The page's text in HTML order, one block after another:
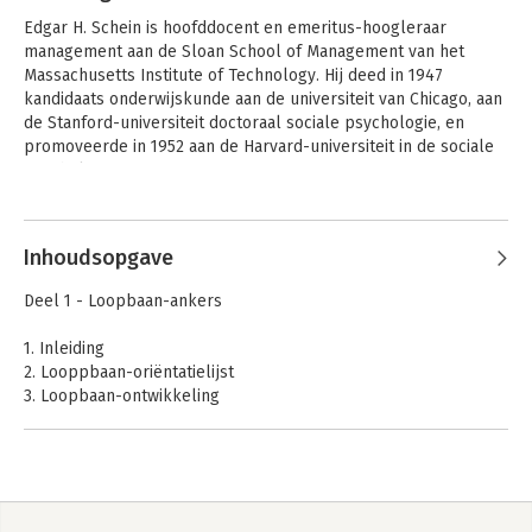
Edgar H. Schein is hoofddocent en emeritus-hoogleraar
management aan de Sloan School of Management van het
Massachusetts Institute of Technology. Hij deed in 1947
kandidaats onderwijskunde aan de universiteit van Chicago, aan
de Stanford-universiteit doctoraal sociale psychologie, en
promoveerde in 1952 aan de Harvard-universiteit in de sociale
Zijn belangrijkste onderzoeksactiviteiten speelden zich af op
naar de hersenspoeling van krijgsgevangenen in Korea en
China, managementdevelopment en socialisering van
organisaties, tot en met een diepgaande studie van carrières in
het management. Zijn belangstelling voor de cultuur kwam in
de eerste plaats voort uit zijn klinisch werk binnen organisaties
waarin de cultuur buitengewoon duidelijk zichtbaar was.
Hij is mede-redacteur van de prestigieuze reeks uitgaven over
boeken van hem zijn onder andere 'Process Consultation
Andere boeken door Edgar Schein
Inhoudsopgave
Deel 1 - Loopbaan-ankers
1. Inleiding
2. Looppbaan-oriëntatielijst
3. Loopbaan-ontwikkeling